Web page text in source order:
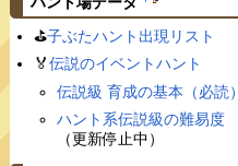
⛳️子ぶたハント出現リスト
🏅伝説のイベントハント
伝説級 育成の基本（必読）
ハント系伝説級の難易度
（更新停止中）